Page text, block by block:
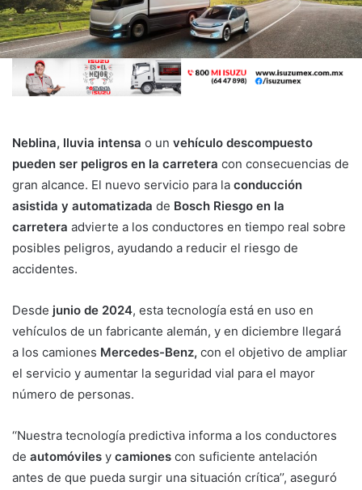
Neblina, lluvia intensa o un vehículo descompuesto
pueden ser peligros en la carretera con consecuencias de
gran alcance. El nuevo servicio para la conducción
asistida y automatizada de Bosch Riesgo en la
carretera advierte a los conductores en tiempo real sobre
posibles peligros, ayudando a reducir el riesgo de
accidentes.
Desde junio de 2024, esta tecnología está en uso en
vehículos de un fabricante alemán, y en diciembre llegará
a los camiones Mercedes-Benz, con el objetivo de ampliar
el servicio y aumentar la seguridad vial para el mayor
número de personas.
‘‘Nuestra tecnología predictiva informa a los conductores
de automóviles y camiones con suficiente antelación
antes de que pueda surgir una situación crítica’’, aseguró